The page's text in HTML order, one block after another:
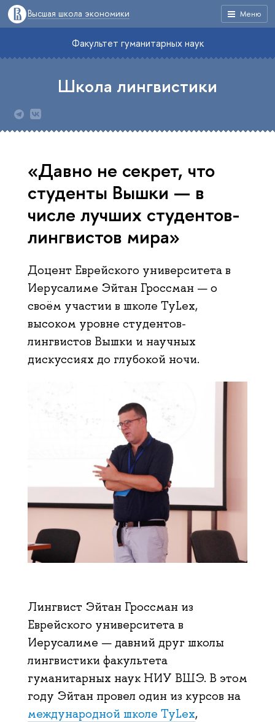
Меню
Высшая школа экономики
Факультет гуманитарных наук
Школа лингвистики
«Давно не секрет, что
студенты Вышки — в
числе лучших студентов-
лингвистов мира»
Доцент Еврейского университета в
Иерусалиме Эйтан Гроссман — о
своём участии в школе TyLex,
высоком уровне студентов-
лингвистов Вышки и научных
дискуссиях до глубокой ночи.
Лингвист Эйтан Гроссман из
Еврейского университета в
Иерусалиме — давний друг школы
лингвистики факультета
гуманитарных наук НИУ ВШЭ. В этом
году Эйтан провел один из курсов на
международной школе TyLex,